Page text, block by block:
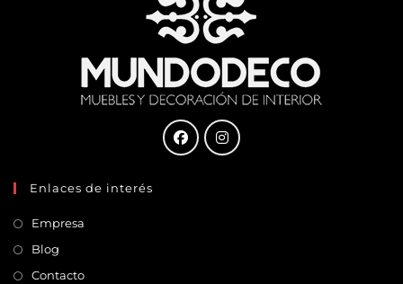
Enlaces de interés
Empresa
Blog
Contacto